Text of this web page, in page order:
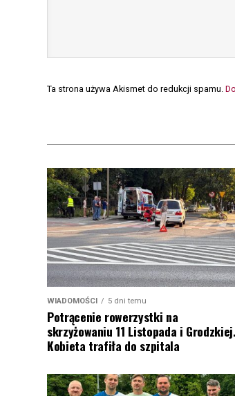
Ta strona używa Akismet do redukcji spamu.
WIADOMOŚCI 5 dni temu
Potrącenie rowerzystki na
skrzyżowaniu 11 Listopada i Grodzkiej.
Kobieta trafiła do szpitala